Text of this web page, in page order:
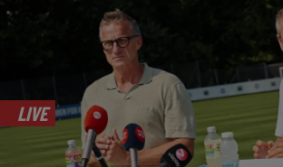
LIVE